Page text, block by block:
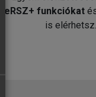
MeRSZ+ funkciókat
is elérhetsz.